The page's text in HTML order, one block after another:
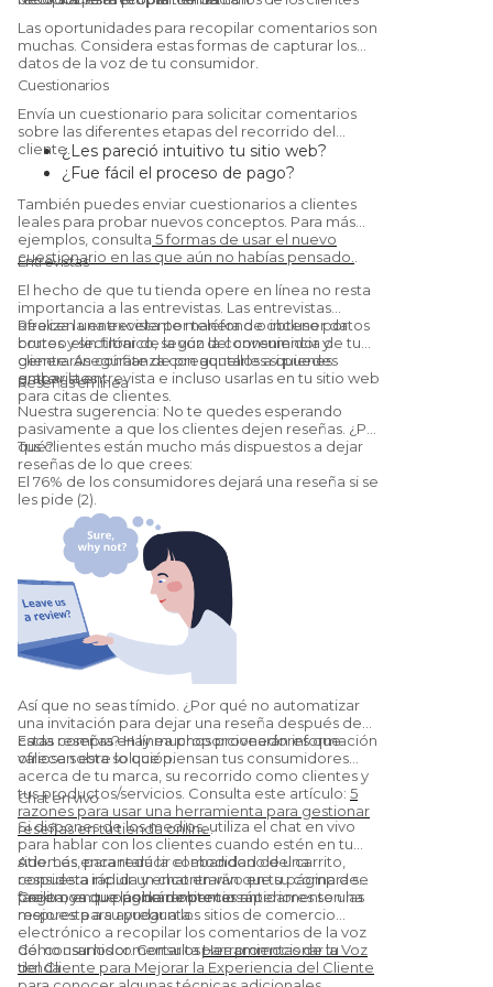
Las oportunidades para recopilar comentarios son
muchas. Considera estas formas de capturar los
datos de la voz de tu consumidor.
Cuestionarios
Envía un cuestionario para solicitar comentarios
sobre las diferentes etapas del recorrido del
cliente.¿Les pareció intuitivo tu sitio web?
¿Fue fácil el proceso de pago?
¿Quedaron satisfechos con el
producto/servicio?
¿Te recomendarían a un amigo?(Sí, esta
es unaNet Promoter Scorepregunta.)
También puedes enviar cuestionarios a clientes
leales para probar nuevos conceptos. Para más
ejemplos, consulta 5 formas de usar el nuevo
cuestionario en las que aún no habías pensado.
Entrevistas
El hecho de que tu tienda opere en línea no resta
importancia a las entrevistas. Las entrevistas
ofrecen una excelente manera de obtener datos
brutos y sin filtrar de la voz del consumidor y
generarán confianza con aquellos a quienes
entrevistes.
Realiza la entrevista por teléfono o incluso por
correo electrónico, según la conveniencia de tu
cliente. Asegúrate de preguntarles si puedes
grabar la entrevista e incluso usarlas en tu sitio web
para citas de clientes.
Reseñas en línea
Nuestra sugerencia: No te quedes esperando
pasivamente a que los clientes dejen reseñas. ¿Por
qué?
Tus clientes están mucho más dispuestos a dejar
reseñas de lo que crees:
El 76% de los consumidores dejará una reseña si se
les pide (2).
Así que no seas tímido. ¿Por qué no automatizar
una invitación para dejar una reseña después de
cada compra? Hay muchos proveedores que
ofrecen esta solución.
Estas reseñas en línea proporcionarán información
valiosa sobre lo que piensan tus consumidores
acerca de tu marca, su recorrido como clientes y
tus productos/servicios. Consulta este artículo: 5
razones para usar una herramienta para gestionar
reseñas en tu tienda online.
Chat en vivo
Si dispones de los medios, utiliza el chat en vivo
para hablar con los clientes cuando estén en tu
sitio. Les encantará la comodidad de una
respuesta rápida y encontrarán que su compra se
facilita, ya que podrán obtener rápidamente una
respuesta a su pregunta.
Además, para reducir el abandono del carrito,
considera incluir un chat en vivo en tu página de
pago o en tu página de precios.
Creemos que las herramientas anteriores son las
mejores para ayudar a los sitios de comercio
electrónico a recopilar los comentarios de la voz
del consumidor. ConsultaHerramientas de la Voz
del Cliente para Mejorar la Experiencia del Cliente
Cómo usar los comentarios para promocionar tu
tienda